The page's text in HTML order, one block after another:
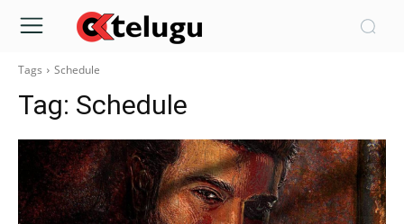
Tags Schedule
Tag: Schedule